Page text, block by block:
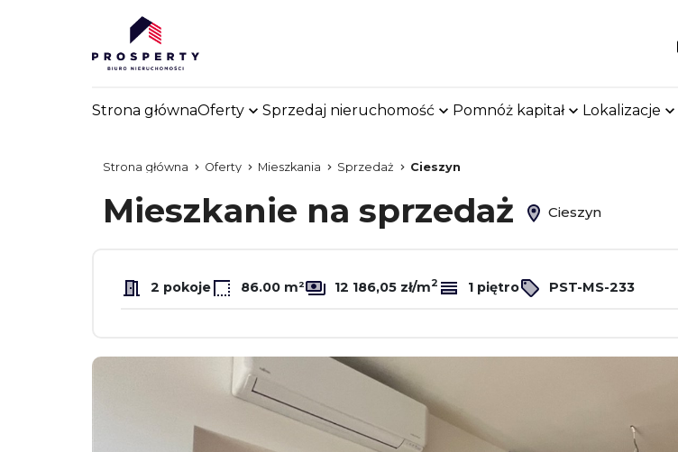
Strona głównaOferty Sprzedaj nieruchomość Pomnóż kapitał Lokalizacje
Strona główna Oferty Mieszkania Sprzedaż Cieszyn
Mieszkanie na sprzedaż Cieszyn
2 pokoje 86.00 m² 12 186,05 zł/m2 1 piętro PST-MS-233